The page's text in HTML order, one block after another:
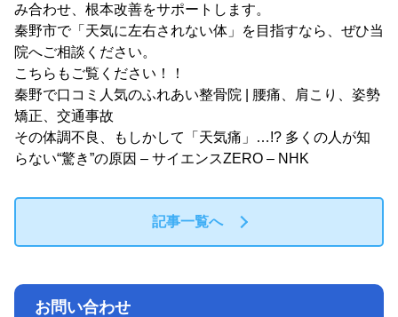
み合わせ、根本改善をサポートします。
秦野市で「天気に左右されない体」を目指すなら、ぜひ当
院へご相談ください。
こちらもご覧ください！！
秦野で口コミ人気のふれあい整骨院 | 腰痛、肩こり、姿勢
矯正、交通事故
その体調不良、もしかして「天気痛」…!? 多くの人が知
らない“驚き”の原因 – サイエンスZERO – NHK
記事一覧へ
お問い合わせ